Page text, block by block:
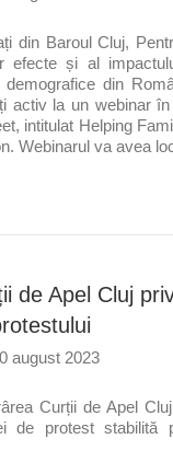
din Baroul Cluj,
efecte și al
demografice din
activ la un webinar
intitulat Helping
Webinarul va avea
de Apel Cluj
august 2023
Curții de Apel
de protest stabilită